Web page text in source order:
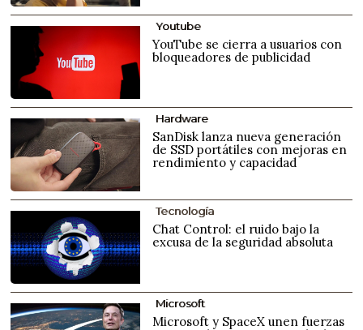
Youtube
YouTube se cierra a usuarios con
bloqueadores de publicidad
Hardware
SanDisk lanza nueva generación
de SSD portátiles con mejoras en
rendimiento y capacidad
Tecnología
Chat Control: el ruido bajo la
excusa de la seguridad absoluta
Microsoft
Microsoft y SpaceX unen fuerzas